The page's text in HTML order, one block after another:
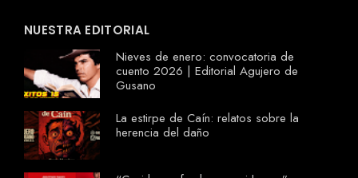
NUESTRA EDITORIAL
Nieves de enero: convocatoria de
cuento 2026 | Editorial Agujero de
Gusano
La estirpe de Caín: relatos sobre la
herencia del daño